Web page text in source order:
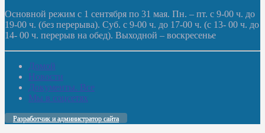
Основной режим с 1 сентября по 31 мая. Пн. – пт. с 9-00 ч. до
19-00 ч. (без перерыва). Суб. с 9-00 ч. до 17-00 ч. (с 13- 00 ч. до
14- 00 ч. перерыв на обед). Выходной – воскресенье
Домой
Новости
Документы. Все
Мы в соцсетях
Разработчик и администратор сайта